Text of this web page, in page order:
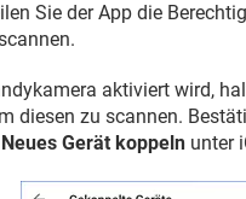
Sie der App die
aktiviert wird,
diesen zu scannen.
Neues Gerät koppeln unter